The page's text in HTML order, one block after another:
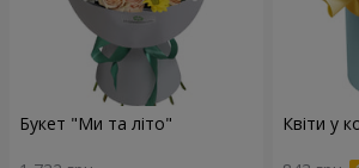
Букет "Ми та літо" Квіти у